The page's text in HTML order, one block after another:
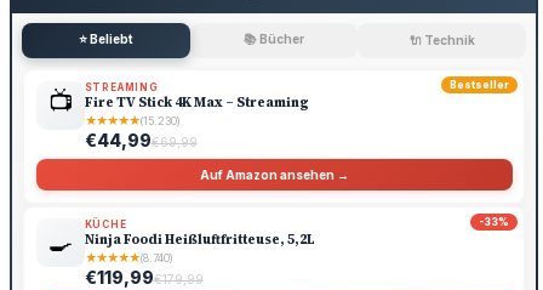
⭐ Beliebt 📚 Bücher 🔌 Technik
Bestseller
📺 STREAMING
Fire TV Stick 4K Max – Streaming
★★★★★(15.230)
€44,99€69,99
Auf Amazon ansehen →
-33%
🍳
KÜCHE
Ninja Foodi Heißluftfritteuse, 5,2L
★★★★★(8.740)
€119,99€179,99